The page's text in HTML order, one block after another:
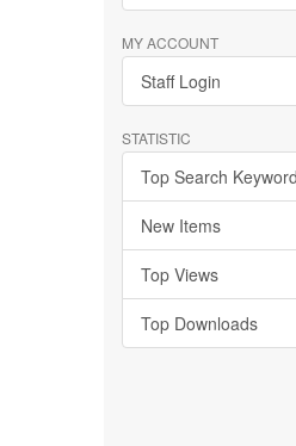
MY ACCOUNT
Staff Login
STATISTIC
Top Search Keyword
New Items
Top Views
Top Downloads